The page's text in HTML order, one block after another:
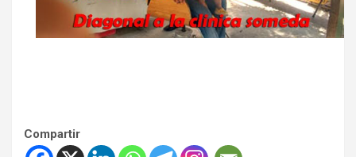
Compartir